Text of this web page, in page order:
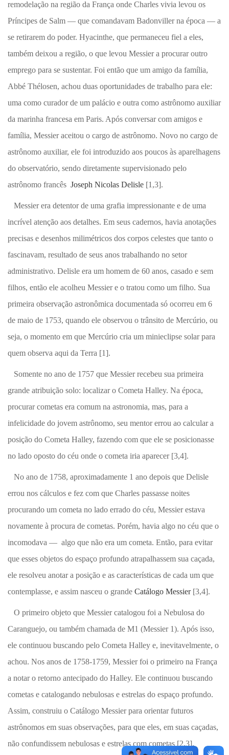
remodelação na região da França onde Charles vivia levou os
Príncipes de Salm — que comandavam Badonviller na época — a
se retirarem do poder. Hyacinthe, que permaneceu fiel a eles,
também deixou a região, o que levou Messier a procurar outro
emprego para se sustentar. Foi então que um amigo da família,
Abbé Thélosen, achou duas oportunidades de trabalho para ele:
uma como curador de um palácio e outra como astrônomo auxiliar
da marinha francesa em Paris. Após conversar com amigos e
família, Messier aceitou o cargo de astrônomo. Novo no cargo de
astrônomo auxiliar, ele foi introduzido aos poucos às aparelhagens
do observatório, sendo diretamente supervisionado pelo
astrônomo francês Joseph Nicolas Delisle [1,3].
Messier era detentor de uma grafia impressionante e de uma
incrível atenção aos detalhes. Em seus cadernos, havia anotações
precisas e desenhos milimétricos dos corpos celestes que tanto o
fascinavam, resultado de seus anos trabalhando no setor
administrativo. Delisle era um homem de 60 anos, casado e sem
filhos, então ele acolheu Messier e o tratou como um filho. Sua
primeira observação astronômica documentada só ocorreu em 6
de maio de 1753, quando ele observou o trânsito de Mercúrio, ou
seja, o momento em que Mercúrio cria um minieclipse solar para
quem observa aqui da Terra [1].
Somente no ano de 1757 que Messier recebeu sua primeira
grande atribuição solo: localizar o Cometa Halley. Na época,
procurar cometas era comum na astronomia, mas, para a
infelicidade do jovem astrônomo, seu mentor errou ao calcular a
posição do Cometa Halley, fazendo com que ele se posicionasse
no lado oposto do céu onde o cometa iria aparecer [3,4].
No ano de 1758, aproximadamente 1 ano depois que Delisle
errou nos cálculos e fez com que Charles passasse noites
procurando um cometa no lado errado do céu, Messier estava
novamente à procura de cometas. Porém, havia algo no céu que o
incomodava — algo que não era um cometa. Então, para evitar
que esses objetos do espaço profundo atrapalhassem sua caçada,
ele resolveu anotar a posição e as características de cada um que
contemplasse, e assim nasceu o grande Catálogo Messier[3,4].
O primeiro objeto que Messier catalogou foi a Nebulosa do
Caranguejo, ou também chamada de M1 (Messier 1). Após isso,
ele continuou buscando pelo Cometa Halley e, inevitavelmente, o
achou. Nos anos de 1758-1759, Messier foi o primeiro na França
a notar o retorno antecipado do Halley. Ele continuou buscando
cometas e catalogando nebulosas e estrelas do espaço profundo.
Assim, construiu o Catálogo Messier para orientar futuros
astrônomos em suas observações, para que eles, em suas caçadas,
não confundissem nebulosas e estrelas com cometas [2,3].